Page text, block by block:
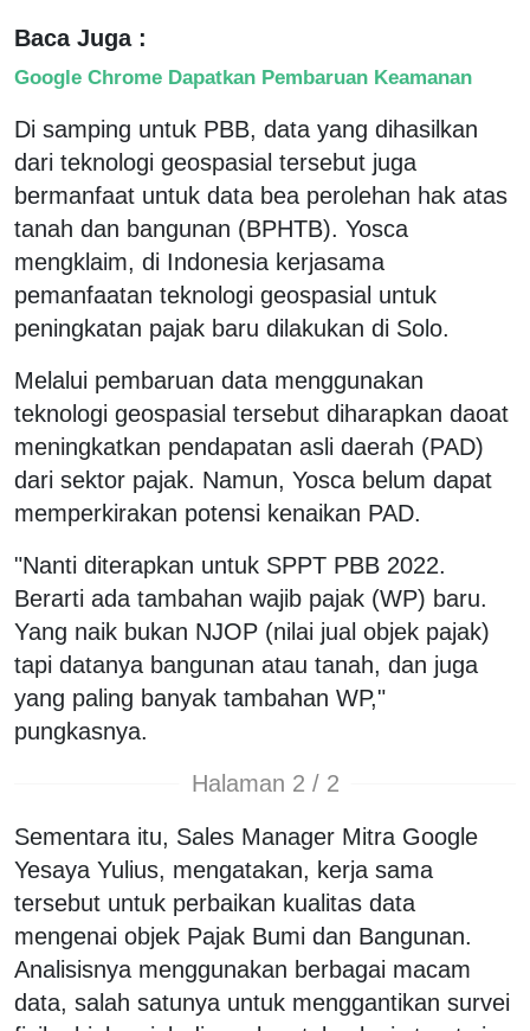
Baca Juga :
Google Chrome Dapatkan Pembaruan Keamanan
Di samping untuk PBB, data yang dihasilkan
dari teknologi geospasial tersebut juga
bermanfaat untuk data bea perolehan hak atas
tanah dan bangunan (BPHTB). Yosca
mengklaim, di Indonesia kerjasama
pemanfaatan teknologi geospasial untuk
peningkatan pajak baru dilakukan di Solo.
Melalui pembaruan data menggunakan
teknologi geospasial tersebut diharapkan daoat
meningkatkan pendapatan asli daerah (PAD)
dari sektor pajak. Namun, Yosca belum dapat
memperkirakan potensi kenaikan PAD.
"Nanti diterapkan untuk SPPT PBB 2022.
Berarti ada tambahan wajib pajak (WP) baru.
Yang naik bukan NJOP (nilai jual objek pajak)
tapi datanya bangunan atau tanah, dan juga
yang paling banyak tambahan WP,"
pungkasnya.
Halaman 2 / 2
Sementara itu, Sales Manager Mitra Google
Yesaya Yulius, mengatakan, kerja sama
tersebut untuk perbaikan kualitas data
mengenai objek Pajak Bumi dan Bangunan.
Analisisnya menggunakan berbagai macam
data, salah satunya untuk menggantikan survei